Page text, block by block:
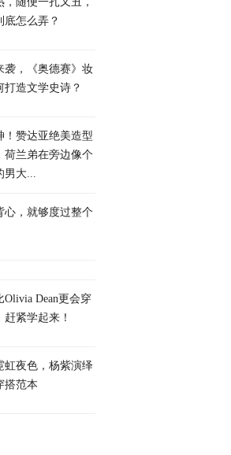
底怎么弄？
袭，《奥德赛》妆
打造文学史诗？
！赞达亚绝美造型
荷兰弟在旁边像个
男大...
心，就够度过整个
Olivia Dean更会穿
紧学起来！
虹夜色，杨紫演绎
搭范本